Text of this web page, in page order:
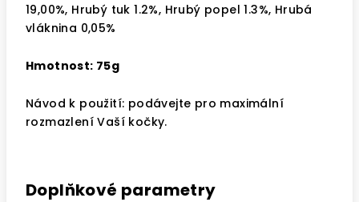
19,00%, Hrubý tuk 1.2%, Hrubý popel 1.3%, Hrubá
vláknina 0,05%
Hmotnost: 75g
Návod k použití: podávejte pro maximální
rozmazlení Vaší kočky.
Doplňkové parametry